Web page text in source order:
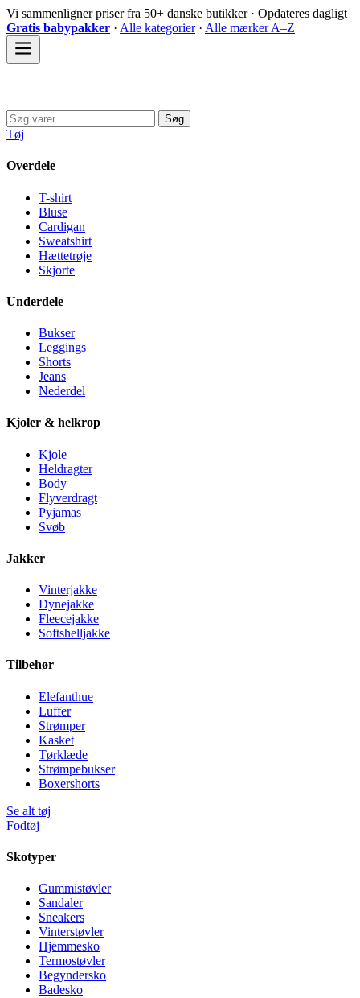
Spring
til
indhold
Vi sammenligner priser fra 50+ danske butikker · Opdateres dagligt
Gratis babypakker · Alle kategorier· Alle mærker A–Z
Søg
efter:
Søg
Tøj
Overdele
T-shirt
Bluse
Cardigan
Sweatshirt
Hættetrøje
Skjorte
Underdele
Bukser
Leggings
Shorts
Jeans
Nederdel
Kjoler & helkrop
Kjole
Heldragter
Body
Flyverdragt
Pyjamas
Svøb
Jakker
Vinterjakke
Dynejakke
Fleecejakke
Softshelljakke
Tilbehør
Elefanthue
Luffer
Strømper
Kasket
Tørklæde
Strømpebukser
Boxershorts
Se alt tøj
Fodtøj
Skotyper
Gummistøvler
Sandaler
Sneakers
Vinterstøvler
Hjemmesko
Termostøvler
Begyndersko
Badesko